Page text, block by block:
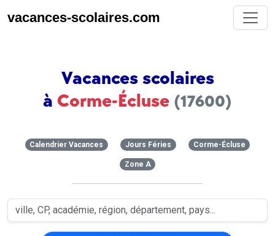
vacances-scolaires.com
Vacances scolaires
à Corme-Écluse (17600)
Calendrier Vacances Jours Féries Corme-Écluse
Zone A